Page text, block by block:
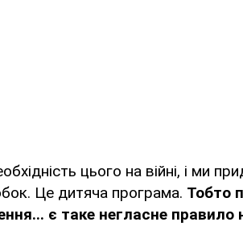
цього на війні, і ми
Це дитяча програма. Тобто
є таке негласне правило